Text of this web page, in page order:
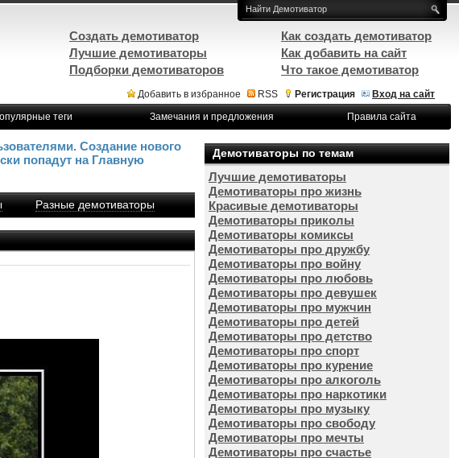
Добавить в избранное RSS Регистрация
Вход на сайт
теги Замечания и предложения Правила сайта
Создание нового
попадут на Главную
Разные демотиваторы
Демотиваторы по темам
Лучшие демотиваторы
Демотиваторы про жизнь
Красивые демотиваторы
Демотиваторы приколы
Демотиваторы комиксы
Демотиваторы про дружбу
Демотиваторы про войну
Демотиваторы про любовь
Демотиваторы про девушек
Демотиваторы про мужчин
Демотиваторы про детей
Демотиваторы про детство
Демотиваторы про спорт
Демотиваторы про курение
Демотиваторы про алкоголь
Демотиваторы про наркотики
Демотиваторы про музыку
Демотиваторы про свободу
Демотиваторы про мечты
Демотиваторы про счастье
Создать демотиватор
Лучшие демотиваторы
Подборки демотиваторов
Как создать демотиватор
Как добавить на сайт
Что такое демотиватор